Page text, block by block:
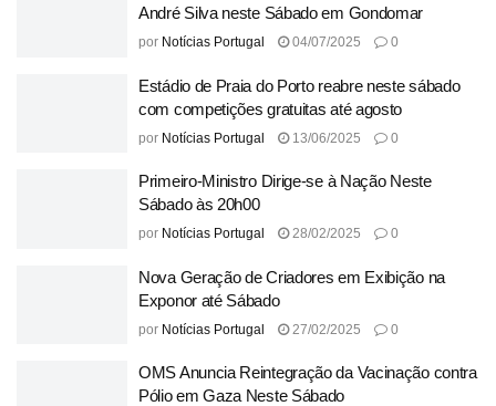
André Silva neste Sábado em Gondomar
por Notícias Portugal 04/07/2025 0
Estádio de Praia do Porto reabre neste sábado
com competições gratuitas até agosto
por Notícias Portugal 13/06/2025 0
Primeiro-Ministro Dirige-se à Nação Neste
Sábado às 20h00
por Notícias Portugal 28/02/2025 0
Nova Geração de Criadores em Exibição na
Exponor até Sábado
por Notícias Portugal 27/02/2025 0
OMS Anuncia Reintegração da Vacinação contra
Pólio em Gaza Neste Sábado